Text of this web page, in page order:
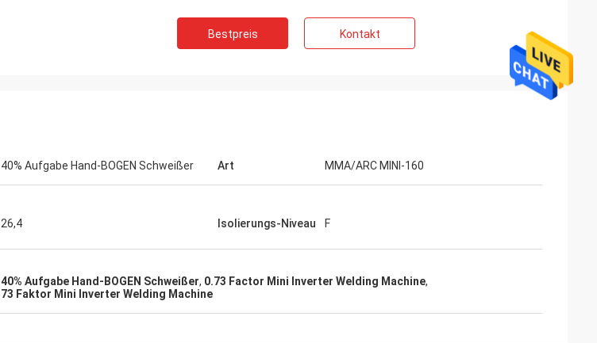
Bestpreis Kontakt
40% Aufgabe Hand-BOGEN Schweißer Art MMA/ARC MINI-160
26,4 Isolierungs-Niveau F
40% Aufgabe Hand-BOGEN Schweißer, 0.73 Factor Mini Inverter Welding Machine,
73 Faktor Mini Inverter Welding Machine